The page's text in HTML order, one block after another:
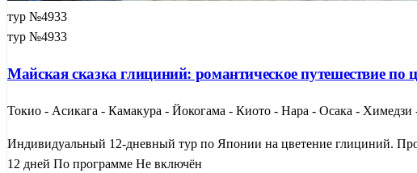
тур №4933
тур №4933
Майская сказка глициний: романтическое путешествие
Токио - Асикага - Камакура - Йокогама - Киото - Нара - Осака -
Индивидуальный 12-дневный тур по Японии на цветение глициний.
12 дней По программе Не включён